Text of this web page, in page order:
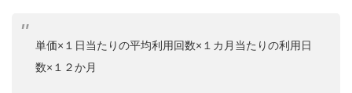
単価×１日当たりの平均利用回数×１カ月当たりの利用日
数×１２か月